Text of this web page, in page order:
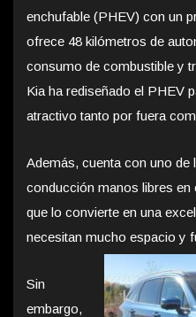
enchufable (PHEV) con un
ofrece 48 kilómetros de
consumo de combustible y
Kia ha rediseñado el PHEV
atractivo tanto por fuera
Además, cuenta con uno
conducción manos libres en
que lo convierte en una
necesitan mucho espacio y
Sin
embargo,